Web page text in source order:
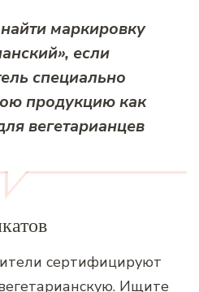
маркировку
если
специально
продукцию как
вегетарианцев
сертифицируют
Ищите